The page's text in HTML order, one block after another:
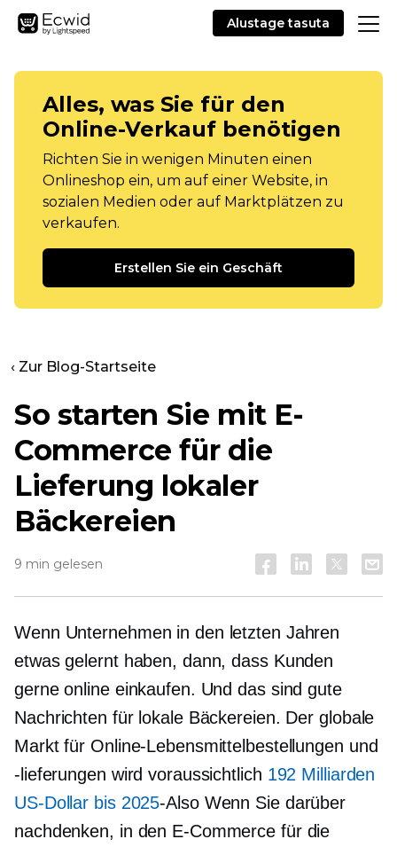
Alustage tasuta
Alles, was Sie für den
Online-Verkauf benötigen
Richten Sie in wenigen Minuten einen
Onlineshop ein, um auf einer Website, in
sozialen Medien oder auf Marktplätzen zu
verkaufen.
Erstellen Sie ein Geschäft
‹ Zur Blog-Startseite
So starten Sie mit E-
Commerce für die
Lieferung lokaler
Bäckereien
9 min gelesen
Wenn Unternehmen in den letzten Jahren
etwas gelernt haben, dann, dass Kunden
gerne online einkaufen. Und das sind gute
Nachrichten für lokale Bäckereien. Der globale
Markt für Online-Lebensmittelbestellungen und
-lieferungen wird voraussichtlich 192 Milliarden
US-Dollar bis 2025-AlsoWenn Sie darüber
nachdenken, in den E-Commerce für die